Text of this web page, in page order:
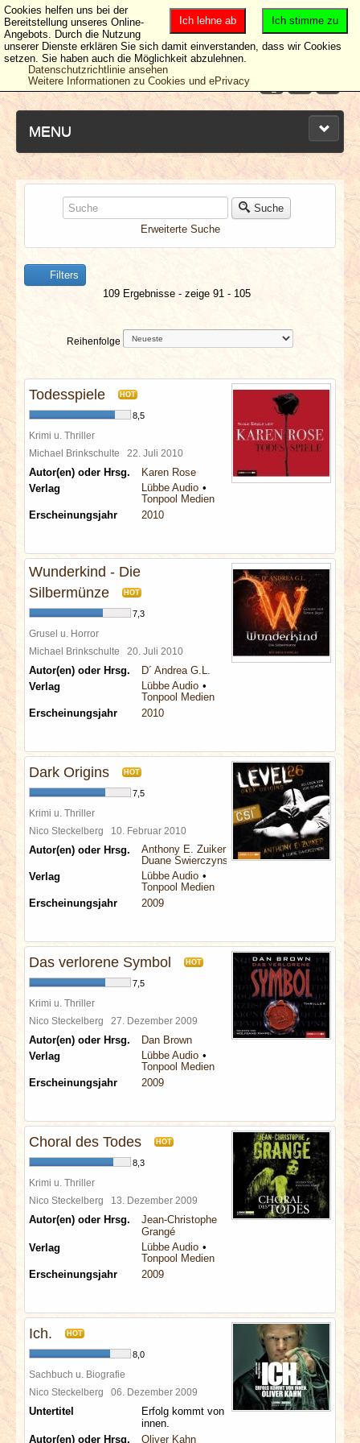
MENU
NEUESTE ARTIKEL
NEWS & DATES
BERICHTE
VERLOSUNGEN
SPECIALS
REDAKTION
LINKS
Suche
Erweiterte Suche
Filters
109 Ergebnisse - zeige 91 - 105
Reihenfolge
Todesspiele HOT
8,5
Krimi u. Thriller
Michael Brinkschulte 22. Juli 2010
Autor(en) oder Hrsg.
Karen Rose
Verlag
Lübbe Audio
Tonpool Medien
Erscheinungsjahr
2010
Wunderkind - Die
Silbermünze
HOT
7,3
Grusel u. Horror
Michael Brinkschulte 20. Juli 2010
Autor(en) oder Hrsg.
D´ Andrea G.L.
Verlag
Lübbe Audio
Tonpool Medien
Erscheinungsjahr
2010
Dark Origins HOT
7,5
Krimi u. Thriller
Nico Steckelberg 10. Februar 2010
Autor(en) oder Hrsg.
Anthony E. Zuiker
Duane Swierczynski
Verlag
Lübbe Audio
Tonpool Medien
Erscheinungsjahr
2009
Das verlorene Symbol HOT
7,5
Krimi u. Thriller
Nico Steckelberg 27. Dezember 2009
Autor(en) oder Hrsg.
Dan Brown
Verlag
Lübbe Audio
Tonpool Medien
Erscheinungsjahr
2009
Choral des Todes HOT
8,3
Krimi u. Thriller
Nico Steckelberg 13. Dezember 2009
Autor(en) oder Hrsg.
Jean-Christophe
Grangé
Verlag
Lübbe Audio
Tonpool Medien
Erscheinungsjahr
2009
Ich. HOT
8,0
Sachbuch u. Biografie
Nico Steckelberg 06. Dezember 2009
Untertitel
Erfolg kommt von
innen.
Autor(en) oder Hrsg.
Oliver Kahn
Ich stimme zu
Ich lehne ab
Cookies helfen uns bei der
Bereitstellung unseres Online-
Angebots. Durch die Nutzung
unserer Dienste erklären Sie sich damit einverstanden, dass wir Cookies
setzen. Sie haben auch die Möglichkeit abzulehnen.
Datenschutzrichtlinie ansehen
Weitere Informationen zu Cookies und ePrivacy